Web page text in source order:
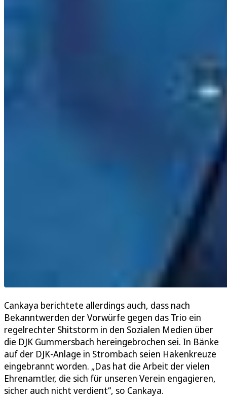
Cankaya berichtete allerdings auch, dass nach
Bekanntwerden der Vorwürfe gegen das Trio ein
regelrechter Shitstorm in den Sozialen Medien über
die DJK Gummersbach hereingebrochen sei. In Bänke
auf der DJK-Anlage in Strombach seien Hakenkreuze
eingebrannt worden. „Das hat die Arbeit der vielen
Ehrenamtler, die sich für unseren Verein engagieren,
sicher auch nicht verdient“, so Cankaya.